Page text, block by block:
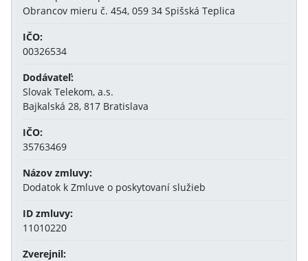
Obrancov mieru č. 454, 059 34 Spišská Teplica
IČO:
00326534
Dodávateľ:
Slovak Telekom, a.s.
Bajkalská 28, 817 Bratislava
IČO:
35763469
Názov zmluvy:
Dodatok k Zmluve o poskytovaní služieb
ID zmluvy:
11010220
Zverejnil: